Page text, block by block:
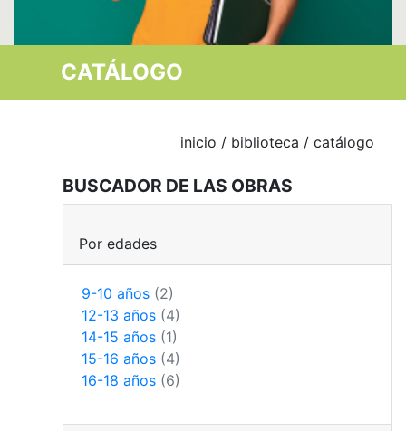
CATÁLOGO
inicio / biblioteca / catálogo
BUSCADOR DE LAS OBRAS
Por edades
9-10 años (2)
12-13 años (4)
14-15 años (1)
15-16 años (4)
16-18 años (6)